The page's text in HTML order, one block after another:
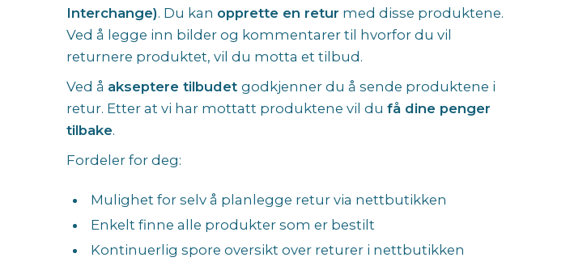
Interchange). Du kan opprette en retur med disse produktene.
Ved å legge inn bilder og kommentarer til hvorfor du vil
returnere produktet, vil du motta et tilbud.
Ved å akseptere tilbudet godkjenner du å sende produktene i
retur. Etter at vi har mottatt produktene vil du få dine penger
tilbake.
Fordeler for deg:
Mulighet for selv å planlegge retur via nettbutikken
Enkelt finne alle produkter som er bestilt
Kontinuerlig spore oversikt over returer i nettbutikken